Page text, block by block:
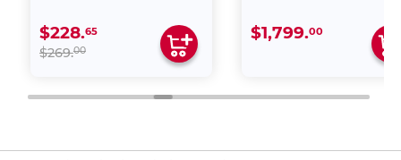
$228.65
$269.00
$1,799.00